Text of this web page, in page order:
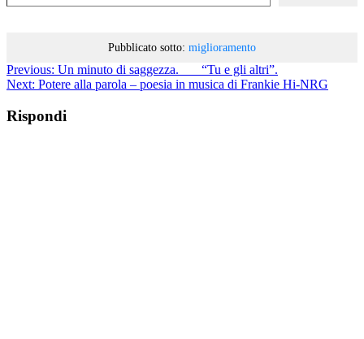
Pubblicato sotto: miglioramento
Previous: Un minuto di saggezza. “Tu e gli altri”.
Next: Potere alla parola – poesia in musica di Frankie Hi-NRG
Rispondi